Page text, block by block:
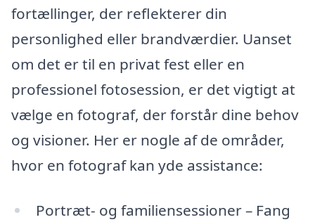
fortællinger, der reflekterer din
personlighed eller brandværdier. Uanset
om det er til en privat fest eller en
professionel fotosession, er det vigtigt at
vælge en fotograf, der forstår dine behov
og visioner. Her er nogle af de områder,
hvor en fotograf kan yde assistance:
Portræt- og familiensessioner – Fang